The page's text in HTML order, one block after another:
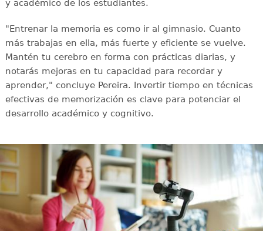
y académico de los estudiantes.
"Entrenar la memoria es como ir al gimnasio. Cuanto
más trabajas en ella, más fuerte y eficiente se vuelve.
Mantén tu cerebro en forma con prácticas diarias, y
notarás mejoras en tu capacidad para recordar y
aprender," concluye Pereira. Invertir tiempo en técnicas
efectivas de memorización es clave para potenciar el
desarrollo académico y cognitivo.